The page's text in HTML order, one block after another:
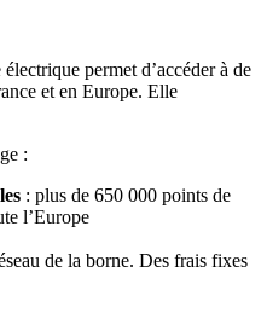
permet d’accéder à de
et en Europe. Elle
:
: plus de 650 000 points de
l’Europe
de la borne. Des frais fixes